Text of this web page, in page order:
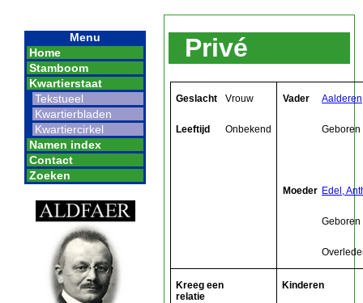
Menu
Home
Stamboom
Kwartierstaat
Tekstueel
Kwartierbladen
Kwartiercirkel
Namen index
Contact
Zoeken
Privé
Geslacht Vrouw
Leeftijd Onbekend
Vader
Geboren
Moeder Edel,
Geboren
Kreeg een
relatie
Kinderen